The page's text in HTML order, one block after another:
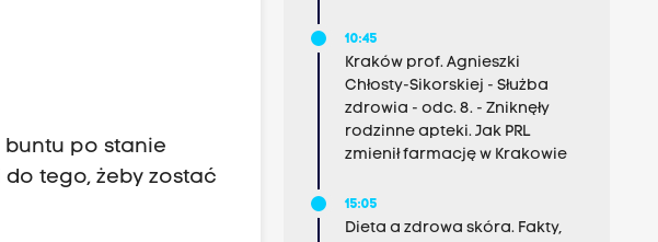
buntu po stanie
do tego, żeby zostać
10:45
Kraków prof. Agnieszki
Chłosty-Sikorskiej - Służba
zdrowia - odc. 8. - Zniknęły
rodzinne apteki. Jak PRL
zmienił farmację w Krakowie
15:05
Dieta a zdrowa skóra. Fakty,